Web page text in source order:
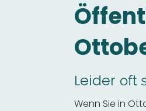
Leider oft
Wenn Sie in